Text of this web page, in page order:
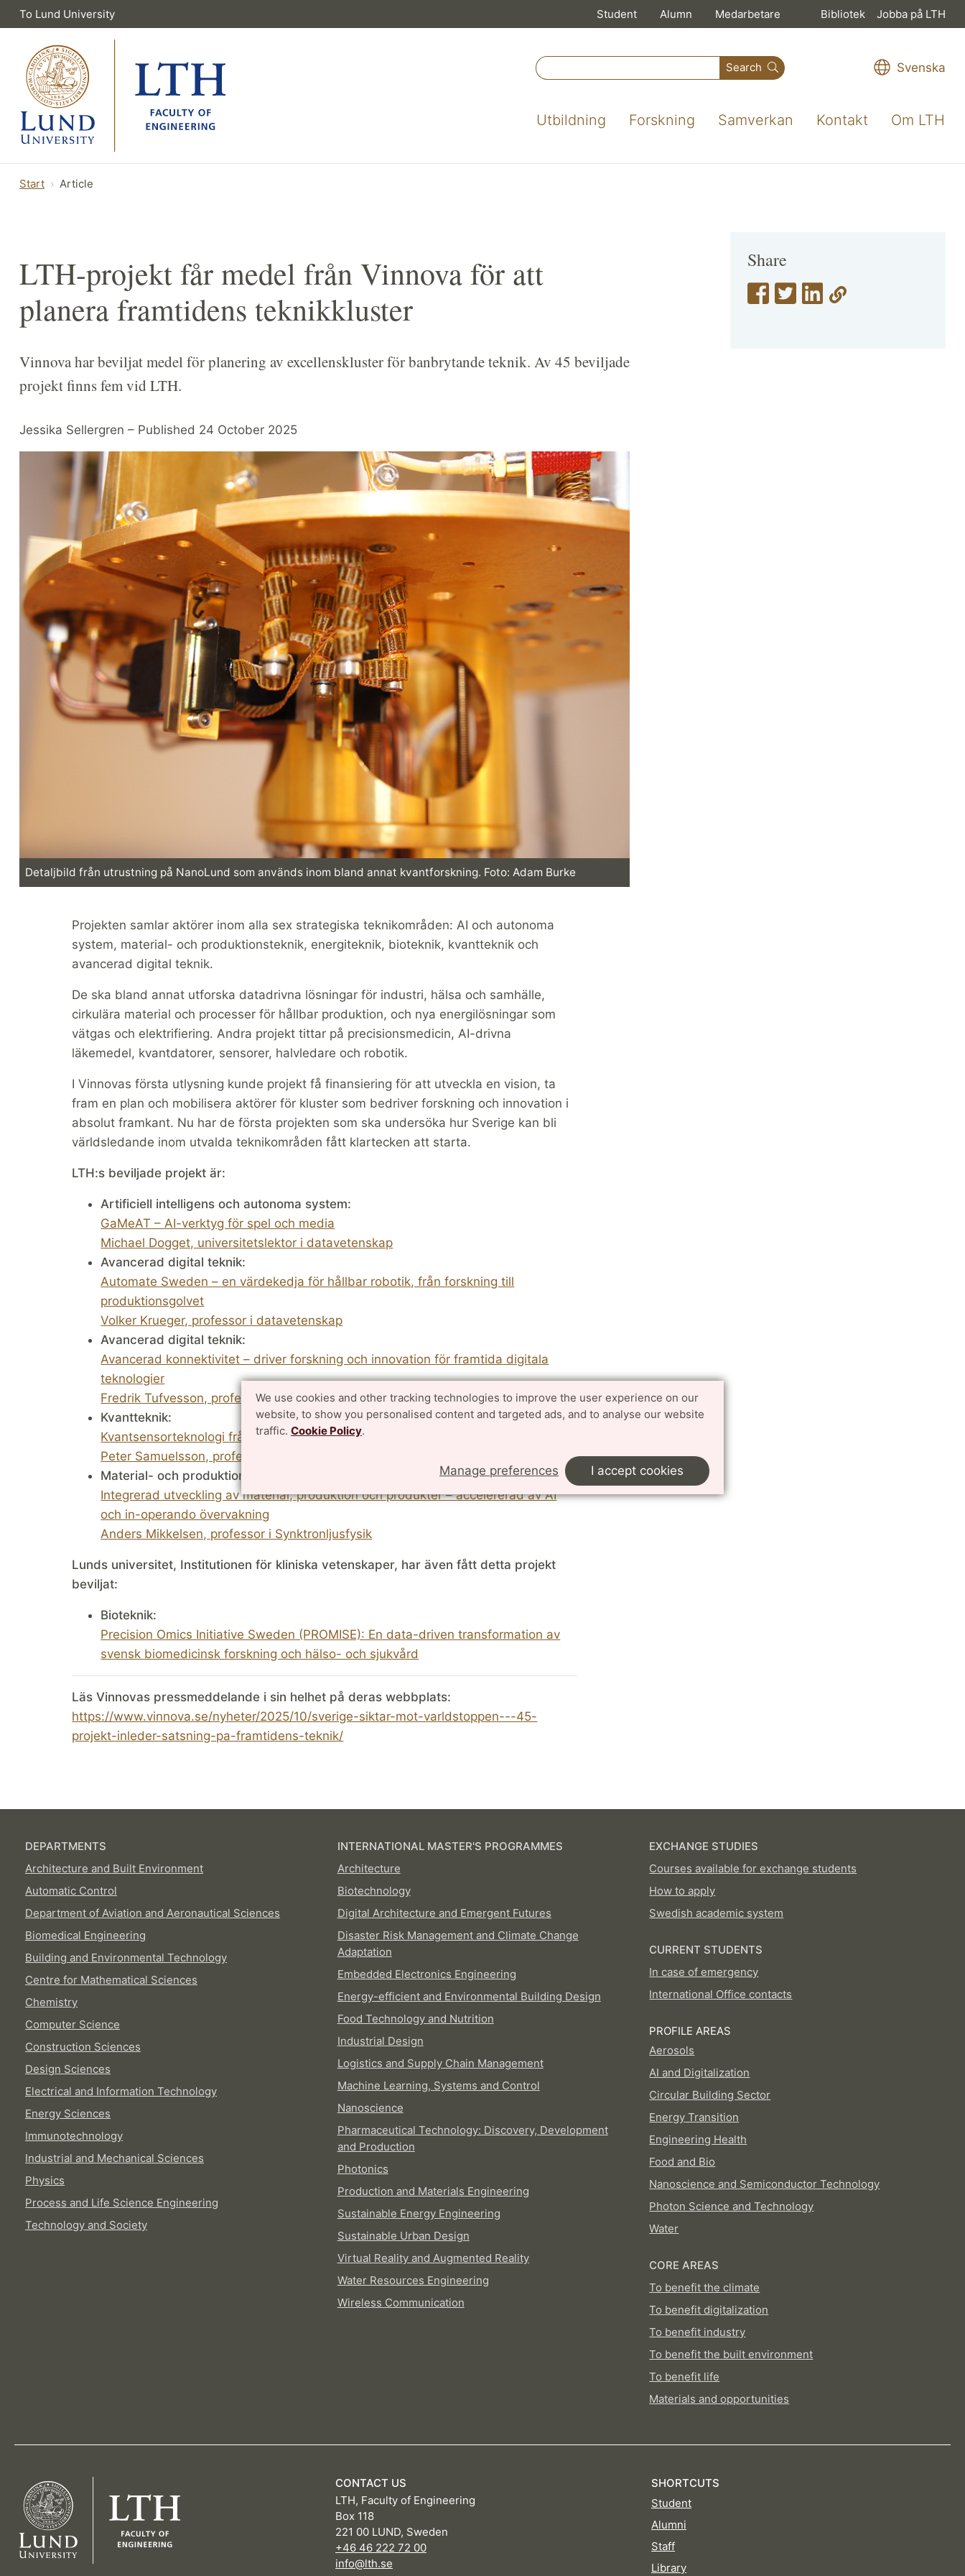
We use cookies and other tracking technologies to improve the user experience on our
website, to show you personalised content and targeted ads, and to analyse our website
traffic. Cookie Policy.
Manage preferences I accept cookies
To Lund University Student Alumn Medarbetare Bibliotek Jobba på LTH
Search Svenska
Utbildning Forskning Samverkan Kontakt Om LTH
Start Article
LTH-projekt får medel från Vinnova för att
planera framtidens teknikkluster
Vinnova har beviljat medel för planering av excellenskluster för banbrytande teknik. Av 45 beviljade
projekt finns fem vid LTH.
Jessika Sellergren – Published 24 October 2025
Detaljbild från utrustning på NanoLund som används inom bland annat kvantforskning. Foto: Adam Burke
Projekten samlar aktörer inom alla sex strategiska teknikområden: AI och autonoma
system, material- och produktionsteknik, energiteknik, bioteknik, kvantteknik och
avancerad digital teknik.
De ska bland annat utforska datadrivna lösningar för industri, hälsa och samhälle,
cirkulära material och processer för hållbar produktion, och nya energilösningar som
vätgas och elektrifiering. Andra projekt tittar på precisionsmedicin, AI-drivna
läkemedel, kvantdatorer, sensorer, halvledare och robotik.
I Vinnovas första utlysning kunde projekt få finansiering för att utveckla en vision, ta
fram en plan och mobilisera aktörer för kluster som bedriver forskning och innovation i
absolut framkant. Nu har de första projekten som ska undersöka hur Sverige kan bli
världsledande inom utvalda teknikområden fått klartecken att starta.
LTH:s beviljade projekt är:
Artificiell intelligens och autonoma system:
GaMeAT – AI-verktyg för spel och media
Michael Dogget, universitetslektor i datavetenskap
Avancerad digital teknik:
Automate Sweden – en värdekedja för hållbar robotik, från forskning till
produktionsgolvet
Volker Krueger, professor i datavetenskap
Avancerad digital teknik:
Avancerad konnektivitet – driver forskning och innovation för framtida digitala
teknologier
Fredrik Tufvesson, professor i kommunikationsteknologi
Kvantteknik:
Kvantsensorteknologi från forskning och tillämpningar till marknad och samhälle
Peter Samuelsson, professor i matematisk fysik
Material- och produktionsteknik:
Integrerad utveckling av material, produktion och produkter – accelererad av AI
och in-operando övervakning
Anders Mikkelsen, professor i Synktronljusfysik
Lunds universitet, Institutionen för kliniska vetenskaper, har även fått detta projekt
beviljat:
Bioteknik:
Precision Omics Initiative Sweden (PROMISE): En data-driven transformation av
svensk biomedicinsk forskning och hälso- och sjukvård
Läs Vinnovas pressmeddelande i sin helhet på deras webbplats:
https://www.vinnova.se/nyheter/2025/10/sverige-siktar-mot-varldstoppen---45-
projekt-inleder-satsning-pa-framtidens-teknik/
Share
DEPARTMENTS
Architecture and Built Environment
Automatic Control
Department of Aviation and Aeronautical Sciences
Biomedical Engineering
Building and Environmental Technology
Centre for Mathematical Sciences
Chemistry
Computer Science
Construction Sciences
Design Sciences
Electrical and Information Technology
Energy Sciences
Immunotechnology
Industrial and Mechanical Sciences
Physics
Process and Life Science Engineering
Technology and Society
INTERNATIONAL MASTER'S PROGRAMMES
Architecture
Biotechnology
Digital Architecture and Emergent Futures
Disaster Risk Management and Climate Change
Adaptation
Embedded Electronics Engineering
Energy-efficient and Environmental Building Design
Food Technology and Nutrition
Industrial Design
Logistics and Supply Chain Management
Machine Learning, Systems and Control
Nanoscience
Pharmaceutical Technology: Discovery, Development
and Production
Photonics
Production and Materials Engineering
Sustainable Energy Engineering
Sustainable Urban Design
Virtual Reality and Augmented Reality
Water Resources Engineering
Wireless Communication
EXCHANGE STUDIES
Courses available for exchange students
How to apply
Swedish academic system
CURRENT STUDENTS
In case of emergency
International Office contacts
PROFILE AREAS
Aerosols
AI and Digitalization
Circular Building Sector
Energy Transition
Engineering Health
Food and Bio
Nanoscience and Semiconductor Technology
Photon Science and Technology
Water
CORE AREAS
To benefit the climate
To benefit digitalization
To benefit industry
To benefit the built environment
To benefit life
Materials and opportunities
CONTACT US
LTH, Faculty of Engineering
Box 118
221 00 LUND, Sweden
+46 46 222 72 00
info@lth.se
SHORTCUTS
Student
Alumni
Staff
Library